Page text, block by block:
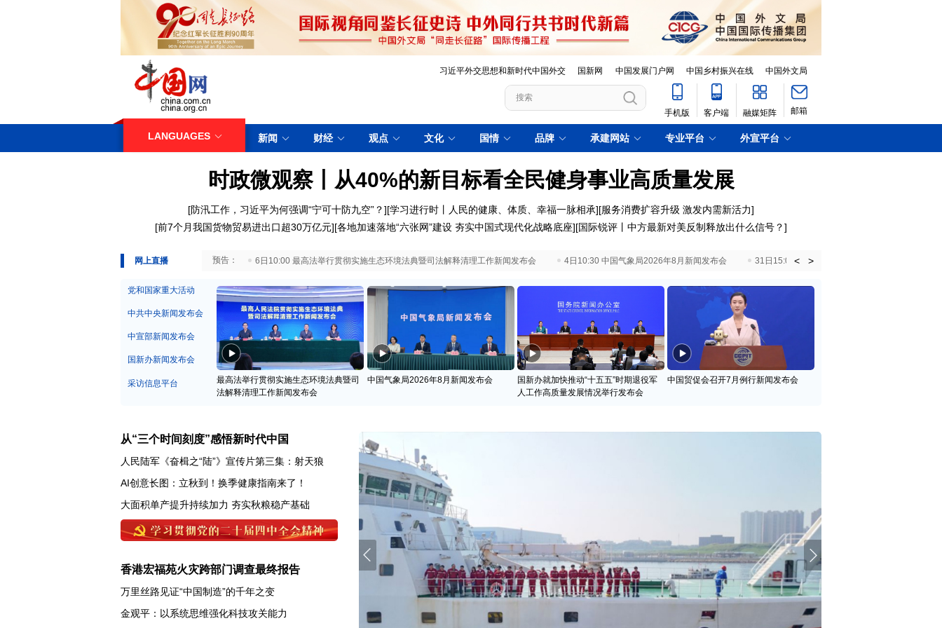
习近平外交思想和新时代中国外交 国新网 中国发展门户网 中国乡村振兴在线 中国外文局
手机版 客户端 融媒矩阵 邮箱
LANGUAGES 新闻 财经 观点 文化 国情 品牌 承建网站 专业平台 外宣平台
时政微观察丨从40%的新目标看全民健身事业高质量发展
[防汛工作，习近平为何强调“宁可十防九空”？][学习进行时丨人民的健康、体质、幸福一脉相承][服务消费扩容升级 激发内需新活力]
[前7个月我国货物贸易进出口超30万亿元][各地加速落地“六张网”建设 夯实中国式现代化战略底座][国际锐评丨中方最新对美反制释放出什么信号？]
网上直播
29日10:00 国务院台湾事务办公室7月29日举行新闻发布会 6日10:00 最高法举行贯彻实施生态环境法典暨司法解释清理工作新闻发布会 4日10:30 中国气象局2026年8月新闻发布会 31日15:00 国新办就加快推动“十五五”时期退役
< >
党和国家重大活动
中共中央新闻发布会
中宣部新闻发布会
国新办新闻发布会
采访信息平台
最高法举行贯彻实施生态环境法典暨司
法解释清理工作新闻发布会
中国气象局2026年8月新闻发布会
国新办就加快推动“十五五”时期退役军
人工作高质量发展情况举行发布会
中国贸促会召开7月例行新闻发布会
从“三个时间刻度”感悟新时代中国
人民陆军《奋楫之“陆”》宣传片第三集：射天狼
AI创意长图：立秋到！换季健康指南来了！
大面积单产提升持续加力 夯实秋粮稳产基础
香港宏福苑火灾跨部门调查最终报告
万里丝路见证“中国制造”的千年之变
金观平：以系统思维强化科技攻关能力